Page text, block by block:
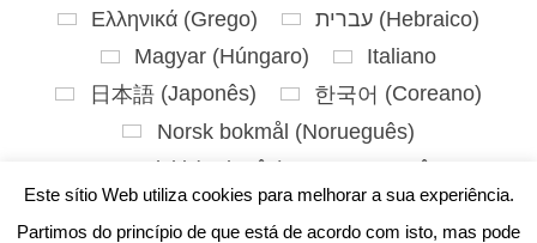
Este sítio Web utiliza cookies para melhorar a sua experiência.
Partimos do princípio de que está de acordo com isto, mas pode
Ελληνικά (Grego) עברית (Hebraico)
Magyar (Húngaro)
Italiano
日本語(Japonês) 한국어 (Coreano)
Norsk bokmål (Norueguês)
Polski ( Polonês )
Português
Slovenčina (Eslavo)